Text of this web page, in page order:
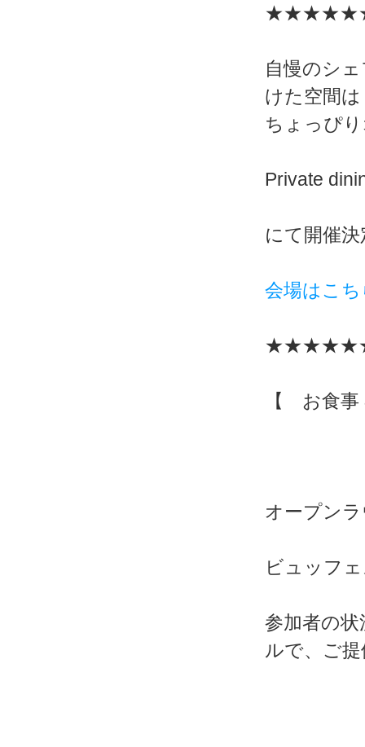
自慢のシ
けた空間は
ちょっぴ
Private
にて開催決
会場はこ
【 お食
オープン
ビュッフ
参加者の
ルで、ご